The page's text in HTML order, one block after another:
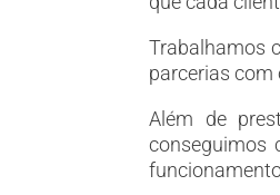
Trabalhamos
parcerias
Além de
conseguimos